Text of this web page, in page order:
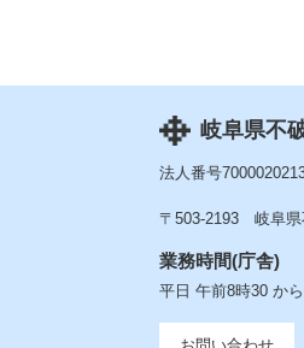
岐阜県不
法人番号
〒503-2193 岐阜県
業務時間(庁舎)
平日 午前8時30 か